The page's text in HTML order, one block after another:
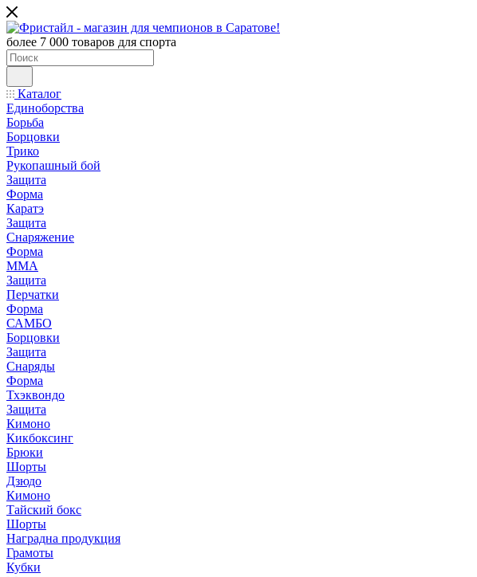
более 7 000 товаров для спорта
Каталог
Единоборства
Борьба
Борцовки
Трико
Рукопашный бой
Защита
Форма
Каратэ
Защита
Снаряжение
Форма
ММА
Защита
Перчатки
Форма
САМБО
Борцовки
Защита
Снаряды
Форма
Тхэквондо
Защита
Кимоно
Кикбоксинг
Брюки
Шорты
Дзюдо
Кимоно
Тайский бокс
Шорты
Наградна продукция
Грамоты
Кубки